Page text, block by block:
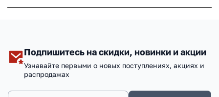
Подпишитесь на скидки, новинки и акции
Узнавайте первыми о новых поступлениях, акциях и
распродажах